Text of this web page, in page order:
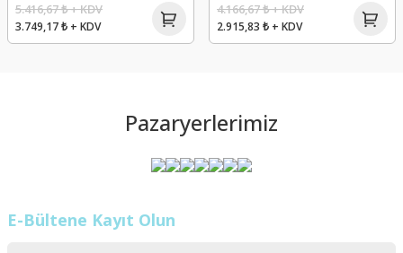
3.749,17 ₺ + KDV
5.416,67 ₺ + KDV
2.915,83 ₺ + KDV
4.166,67 ₺ + KDV
Pazaryerlerimiz
E-Bültene Kayıt Olun